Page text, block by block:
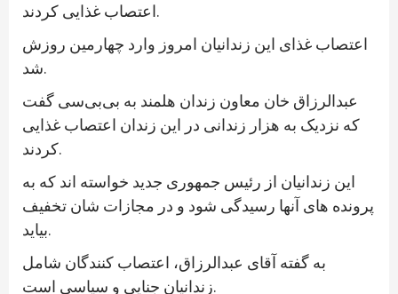
اعتصاب غذایی کردند.
اعتصاب غذای این زندانیان امروز وارد چهارمین روزش
شد.
عبدالرزاق خان معاون زندان هلمند به بی‌بی‌سی گفت
که نزدیک به هزار زندانی در این زندان اعتصاب غذایی
کردند.
این زندانیان از رئیس جمهوری جدید خواسته اند که به
پرونده های آنها رسیدگی شود و در مجازات شان تخفیف
بیاید.
به گفته آقای عبدالرزاق، اعتصاب کنندگان شامل
زندانیان جنایی و سیاسی است.